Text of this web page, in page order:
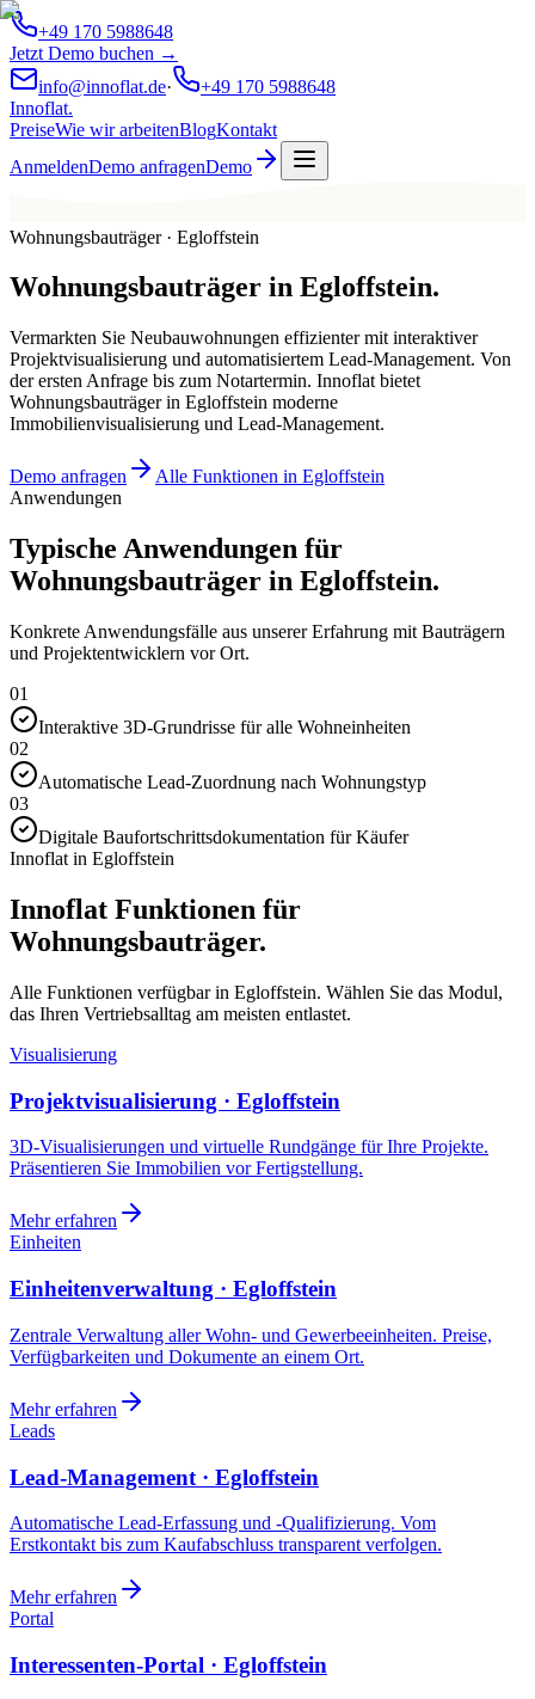
+49 170 5988648
Jetzt Demo buchen →
info@innoflat.de·
+49 170 5988648
Innoflat.
PreiseWie wir arbeitenBlogKontakt
AnmeldenDemo anfragenDemo
Wohnungsbauträger · Egloffstein
Wohnungsbauträger in Egloffstein.
Vermarkten Sie Neubauwohnungen effizienter mit interaktiver
Projektvisualisierung und automatisiertem Lead-Management. Von
der ersten Anfrage bis zum Notartermin. Innoflat bietet
Wohnungsbauträger in Egloffstein moderne
Immobilienvisualisierung und Lead-Management.
Demo anfragen
Alle Funktionen in Egloffstein
Anwendungen
Typische Anwendungen für
Wohnungsbauträger in Egloffstein.
Konkrete Anwendungsfälle aus unserer Erfahrung mit Bauträgern
und Projektentwicklern vor Ort.
01
Interaktive 3D-Grundrisse für alle Wohneinheiten
02
Automatische Lead-Zuordnung nach Wohnungstyp
03
Digitale Baufortschrittsdokumentation für Käufer
Innoflat in Egloffstein
Innoflat Funktionen für
Wohnungsbauträger.
Alle Funktionen verfügbar in Egloffstein. Wählen Sie das Modul,
das Ihren Vertriebsalltag am meisten entlastet.
Visualisierung
Projektvisualisierung · Egloffstein
3D-Visualisierungen und virtuelle Rundgänge für Ihre Projekte.
Präsentieren Sie Immobilien vor Fertigstellung.
Mehr erfahren
Einheiten
Einheitenverwaltung · Egloffstein
Zentrale Verwaltung aller Wohn- und Gewerbeeinheiten. Preise,
Verfügbarkeiten und Dokumente an einem Ort.
Mehr erfahren
Leads
Lead-Management · Egloffstein
Automatische Lead-Erfassung und -Qualifizierung. Vom
Erstkontakt bis zum Kaufabschluss transparent verfolgen.
Mehr erfahren
Portal
Interessenten-Portal · Egloffstein